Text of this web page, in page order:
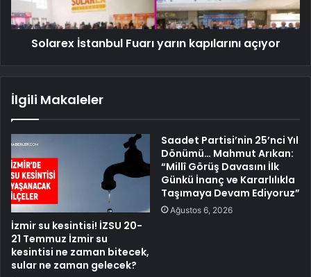
Solarex İstanbul Fuarı yarın kapılarını açıyor
İlgili Makaleler
İzmir su kesintisi! İZSU 20-
21 Temmuz İzmir su
kesintisi ne zaman bitecek,
sular ne zaman gelecek?
Saadet Partisi’nin 25’nci Yıl
Dönümü… Mahmut Arıkan:
“Millî Görüş Davasını İlk
Günkü İnanç ve Kararlılıkla
Taşımaya Devam Ediyoruz”
Ağustos 6, 2026